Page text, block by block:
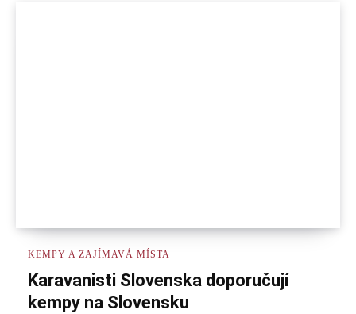
KEMPY A ZAJÍMAVÁ MÍSTA
Karavanisti Slovenska doporučují
kempy na Slovensku